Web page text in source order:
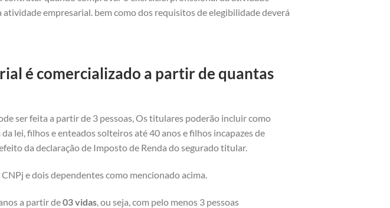
empresarial. bem como dos requisitos de elegibilidade deverá
é comercializado a partir de quantas
ser feita a partir de 3 pessoas, Os titulares poderão incluir como
lei, filhos e enteados solteiros até 40 anos e filhos incapazes de
da declaração de Imposto de Renda do segurado titular.
e dois dependentes como mencionado acima.
a partir de03 vidas , ou seja, com pelo menos 3 pessoas